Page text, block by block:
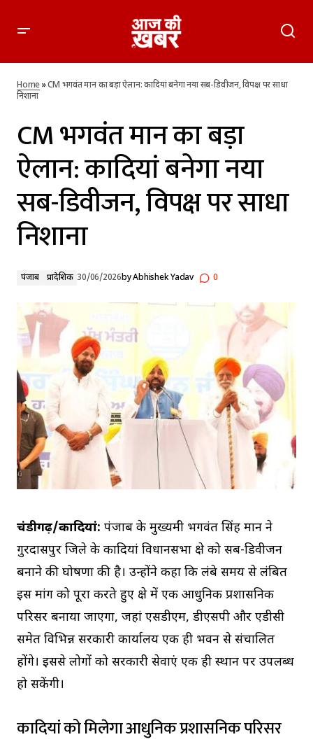
पर साधा निशाना
Home»CM भगवंत मान का बड़ा ऐलान: कादियां बनेगा नया सब-डिवीजन, विपक्ष पर साधा
निशाना
CM भगवंत मान का बड़ा
ऐलान: कादियां बनेगा नया
सब-डिवीजन, विपक्ष पर साधा
निशाना
पंजाब प्रादेशिक 30/06/2026byAbhishek Yadav 0
चंडीगढ़/कादियां: पंजाब के मुख्यमंत्री भगवंत सिंह मान ने
गुरदासपुर जिले के कादियां विधानसभा क्षेत्र को सब-डिवीजन
बनाने की घोषणा की है। उन्होंने कहा कि लंबे समय से लंबित
इस मांग को पूरा करते हुए क्षेत्र में एक आधुनिक प्रशासनिक
परिसर बनाया जाएगा, जहां एसडीएम, डीएसपी और एडीसी
समेत विभिन्न सरकारी कार्यालय एक ही भवन से संचालित
होंगे। इससे लोगों को सरकारी सेवाएं एक ही स्थान पर उपलब्ध
हो सकेंगी।
कादियां को मिलेगा आधुनिक प्रशासनिक परिसर